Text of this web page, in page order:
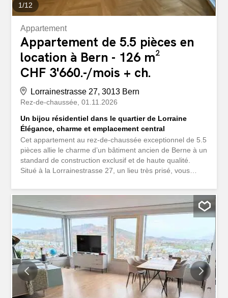
1/12
Appartement
Appartement de 5.5 pièces en
location à Bern - 126 m²
CHF 3'660.-/mois + ch.
Lorrainestrasse 27, 3013 Bern
Rez-de-chaussée 01.11.2026
Un bijou résidentiel dans le quartier de Lorraine
Élégance, charme et emplacement central
Cet appartement au rez-de-chaussée exceptionnel de 5.5
pièces allie le charme d’un bâtiment ancien de Berne à un
standard de construction exclusif et de haute qualité.
Situé à la Lorrainestrasse 27, un lieu très prisé, vous
vivant et charmant, avec tout ce que la vie urbaine a de
mieux à offrir. Dès que vous franchissez le seuil de la
porte, vous serez impressionné par les élégantes
stucatures au plafond, qui soulignent le caractère stylé
des pièces. Des pièces spacieuses, des matériaux de
qualité et un intérieur exclusif créent un environnement
de vie qui répond aux exigences les plus élevées. Les
points forts en un coup d’œil Pièces spacieuses
Stucatures élégantes au plafond Standard de
construction exclusif et de haute qualité Balcon couvert
avec coin salon Pièces à vivre et chambres à coucher